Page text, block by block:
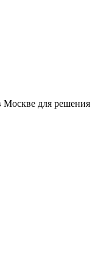
Москве для решения